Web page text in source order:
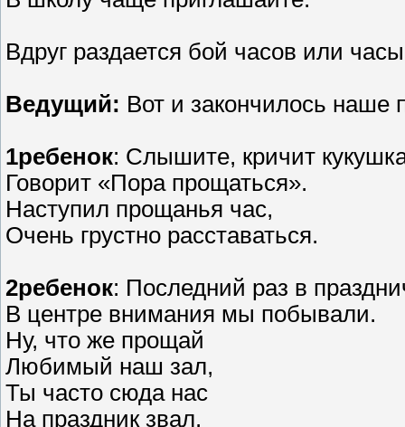
Вдруг раздается бой часов или
Ведущий: Вот и закончилось наше
1ребенок: Слышите, кричит
Говорит «Пора прощаться».
Наступил прощанья час,
Очень грустно расставаться.
2ребенок: Последний раз в
В центре внимания мы побывали.
Ну, что же прощай
Любимый наш зал,
Ты часто сюда нас
На праздник звал.